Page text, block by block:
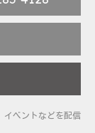
イベントなどを配信